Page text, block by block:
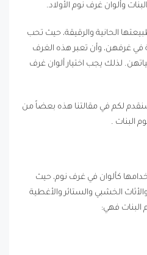
وألوان غرف نوم الأولاد.
الحانية والرقيقة، حيث تحب
غرفهن، وأن تعبر هذه الغرف
لذلك يجب اختيار ألوان غرف
لكم في مقالتنا هذه بعضاً من
البنات .
كألوان في غرف نوم، حيث
الخشبي والستائر والأغطية
البنات فهي: